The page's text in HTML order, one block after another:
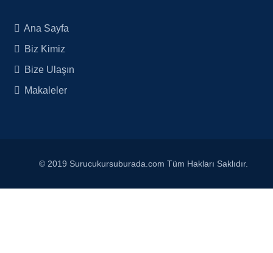
Ana Sayfa
Biz Kimiz
Bize Ulaşın
Makaleler
© 2019 Surucukursuburada.com Tüm Hakları Saklıdır.